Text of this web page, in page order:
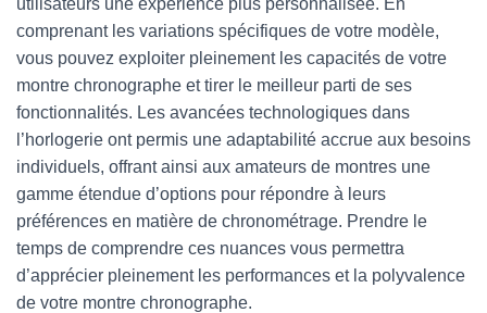
utilisateurs une expérience plus personnalisée. En
comprenant les variations spécifiques de votre modèle,
vous pouvez exploiter pleinement les capacités de votre
montre chronographe et tirer le meilleur parti de ses
fonctionnalités. Les avancées technologiques dans
l’horlogerie ont permis une adaptabilité accrue aux besoins
individuels, offrant ainsi aux amateurs de montres une
gamme étendue d’options pour répondre à leurs
préférences en matière de chronométrage. Prendre le
temps de comprendre ces nuances vous permettra
d’apprécier pleinement les performances et la polyvalence
de votre montre chronographe.